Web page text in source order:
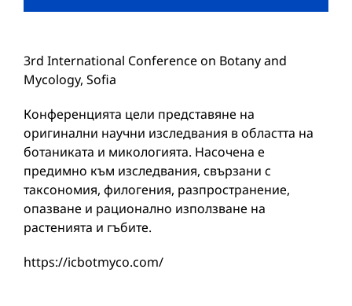
3rd International Conference on Botany and
Mycology, Sofia
Конференцията цели представяне на
оригинални научни изследвания в областта на
ботаниката и микологията. Насочена е
предимно към изследвания, свързани с
таксономия, филогения, разпространение,
опазване и рационално използване на
растенията и гъбите.
https://icbotmyco.com/